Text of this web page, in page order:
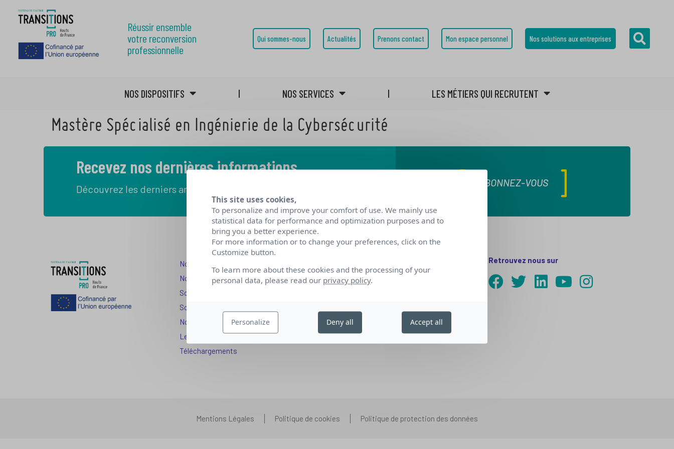
Réussir ensemble
votre reconversion
professionnelle
Qui sommes-nous Actualités Prenons contact Mon espace personnel Nos solutions aux entreprises
NOS DISPOSITIFS NOS SERVICES LES MÉTIERS QUI RECRUTENT
Mastère Spécialisé en Ingénierie de la Cybersécurité
Recevez nos dernières informations
Découvrez les derniers articles de notre blog
ABONNEZ-VOUS
Nos dispositifs pour se reconvertir
Nos solutions aux entreprises
Solution Compétences IA
Solution Seniors+
Nos services aux organismes de formation
Les questions que vous vous posez
Téléchargements
Nos partenariats
Nous rejoindre
Retrouvez nous sur
Mentions Légales Politique de cookies Politique de protection des données
This site uses cookies,
To personalize and improve your comfort of use. We mainly use
statistical data for performance and optimization purposes and to
bring you a better experience.
For more information or to change your preferences, click on the
Customize button.
To learn more about these cookies and the processing of your
personal data, please read our privacy policy.
Personalize Deny all Accept all